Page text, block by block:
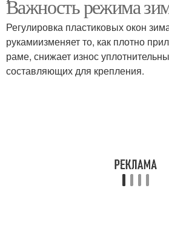
Важность режима
Регулировка пластиковых окон
рукамиизменяет то, как плотно
раме, снижает износ
составляющих для крепления.